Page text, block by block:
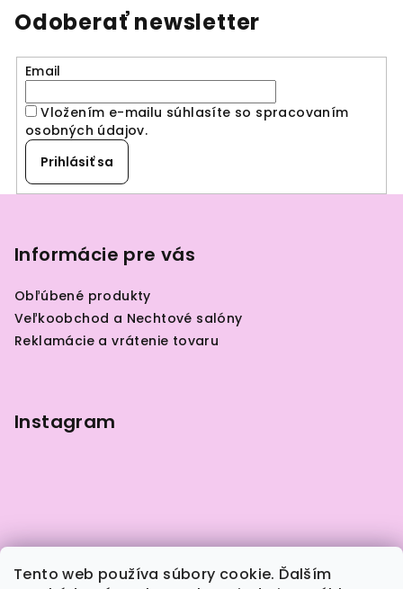
Tento web používa súbory cookie. Ďalším
á
d
a
c
i
e
k
s
u
Odoberať newsletter
Email
Vložením e-mailu súhlasíte so spracovaním
osobných údajov.
Prihlásiť sa
Informácie pre vás
Obľúbené produkty
Veľkoobchod a Nechtové salóny
Reklamácie a vrátenie tovaru
Instagram